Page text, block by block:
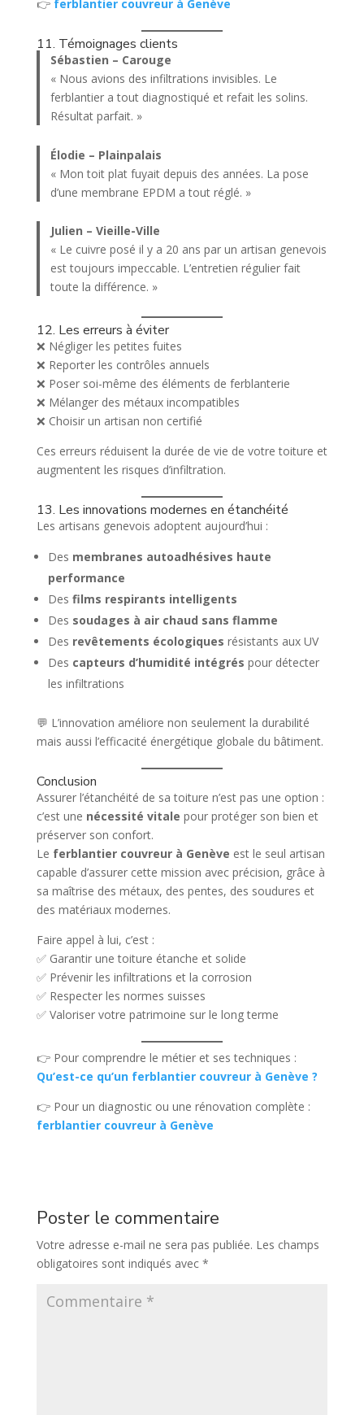
👉 ferblantier couvreur à Genève
11. Témoignages clients
Sébastien – Carouge
« Nous avions des infiltrations invisibles. Le
ferblantier a tout diagnostiqué et refait les solins.
Résultat parfait. »
Élodie – Plainpalais
« Mon toit plat fuyait depuis des années. La pose
d’une membrane EPDM a tout réglé. »
Julien – Vieille-Ville
« Le cuivre posé il y a 20 ans par un artisan genevois
est toujours impeccable. L’entretien régulier fait
toute la différence. »
12. Les erreurs à éviter
❌ Négliger les petites fuites
❌ Reporter les contrôles annuels
❌ Poser soi-même des éléments de ferblanterie
❌ Mélanger des métaux incompatibles
❌ Choisir un artisan non certifié
Ces erreurs réduisent la durée de vie de votre toiture et
augmentent les risques d’infiltration.
13. Les innovations modernes en étanchéité
Les artisans genevois adoptent aujourd’hui :
Des membranes autoadhésives haute
performance
Des films respirants intelligents
Des soudages à air chaud sans flamme
Des revêtements écologiques résistants aux UV
Des capteurs d’humidité intégrés pour détecter
les infiltrations
💬 L’innovation améliore non seulement la durabilité
mais aussi l’efficacité énergétique globale du bâtiment.
Conclusion
Assurer l’étanchéité de sa toiture n’est pas une option :
c’est une nécessité vitale pour protéger son bien et
préserver son confort.
Le ferblantier couvreur à Genève est le seul artisan
capable d’assurer cette mission avec précision, grâce à
sa maîtrise des métaux, des pentes, des soudures et
des matériaux modernes.
Faire appel à lui, c’est :
✅ Garantir une toiture étanche et solide
✅ Prévenir les infiltrations et la corrosion
✅ Respecter les normes suisses
✅ Valoriser votre patrimoine sur le long terme
👉 Pour comprendre le métier et ses techniques :
Qu’est-ce qu’un ferblantier couvreur à Genève ?
👉 Pour un diagnostic ou une rénovation complète :
ferblantier couvreur à Genève
Poster le commentaire
Votre adresse e-mail ne sera pas publiée. Les champs
obligatoires sont indiqués avec *